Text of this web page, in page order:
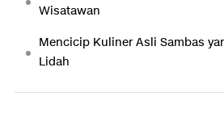
Wisatawan
Mencicip Kuliner Asli Sambas
Lidah